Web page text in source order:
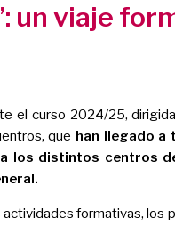
un viaje
el curso 2024/25,
que han llegado a
los distintos centros
.
actividades formativas, los